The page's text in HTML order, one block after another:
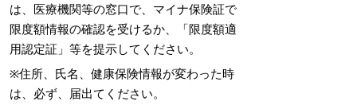
は、医療機関等の窓口で、マイナ保険証で
限度額情報の確認を受けるか、「限度額適
用認定証」等を提示してください。
※住所、氏名、健康保険情報が変わった時
は、必ず、届出てください。